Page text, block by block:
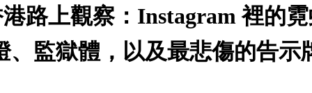
路上觀察：Instagram 裡的
、監獄體，以及最悲傷的告示